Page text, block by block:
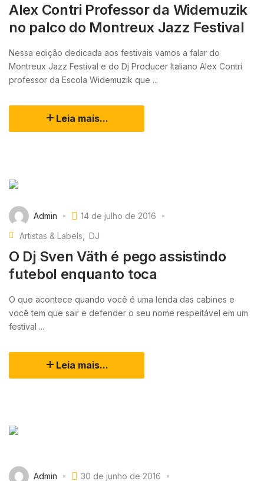
Alex Contri Professor da Widemuzik
no palco do Montreux Jazz Festival
Nessa edição dedicada aos festivais vamos a falar do
Montreux Jazz Festival e do Dj Producer Italiano Alex Contri
professor da Escola Widemuzik que ...
Leia mais...
Admin
14 de julho de 2016
Artistas & Labels
DJ
O Dj Sven Väth é pego assistindo
futebol enquanto toca
O que acontece quando você é uma lenda das cabines e
você tem que sair e defender o seu nome respeitável em um
festival ...
Leia mais...
Admin
30 de junho de 2016